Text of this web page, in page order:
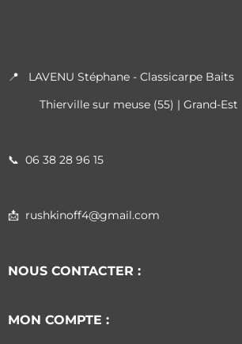
📍 LAVENU Stéphane - Classicarpe Baits
Thierville sur meuse (55) | Grand-Est
📞 06 38 28 96 15
📩 rushkinoff4@gmail.com
NOUS CONTACTER :
MON COMPTE :